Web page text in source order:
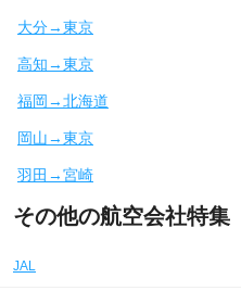
大分→東京
高知→東京
福岡→北海道
岡山→東京
羽田→宮崎
その他の航空会社特集
JAL